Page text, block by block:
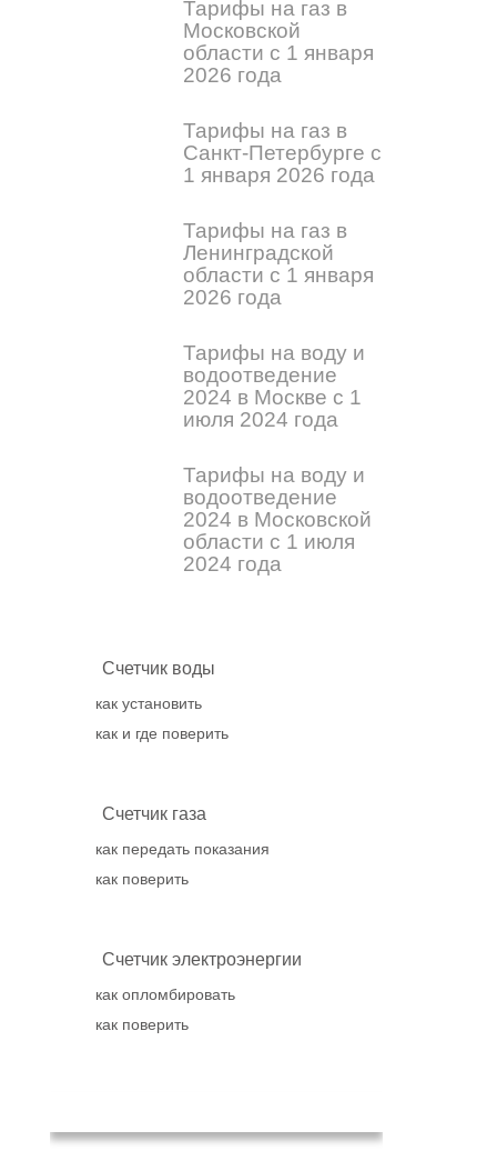
Тарифы на газ в
Московской
области с 1 января
2026 года
Тарифы на газ в
Санкт-Петербурге с
1 января 2026 года
Тарифы на газ в
Ленинградской
области с 1 января
2026 года
Тарифы на воду и
водоотведение
2024 в Москве с 1
июля 2024 года
Тарифы на воду и
водоотведение
2024 в Московской
области с 1 июля
2024 года
Счетчик воды
как установить
как и где поверить
Счетчик газа
как передать показания
как поверить
Счетчик электроэнергии
как опломбировать
как поверить